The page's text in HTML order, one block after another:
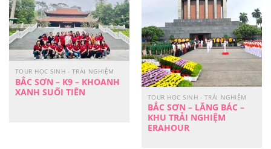
Thích
TOUR HỌC SINH - TRẢI NGHIỆM
BẮC SƠN – K9 – KHOANH
XANH SUỐI TIÊN
Thích
TOUR HỌC SINH - TRẢI NGHIỆM
BẮC SƠN – LĂNG BÁC –
KHU TRẢI NGHIỆM
ERAHOUR